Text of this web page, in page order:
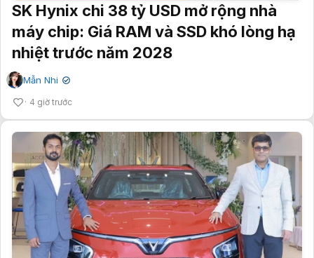
SK Hynix chi 38 tỷ USD mở rộng nhà
máy chip: Giá RAM và SSD khó lòng hạ
nhiệt trước năm 2028
Mẫn Nhi ✔
4 giờ trước